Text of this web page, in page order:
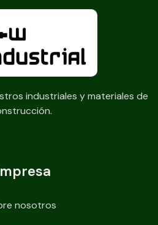
industriales y materiales de
nosotros